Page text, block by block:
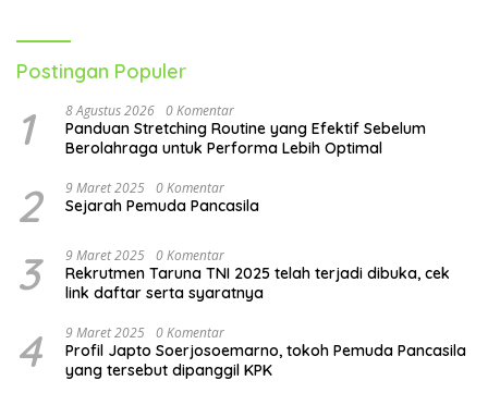
Postingan Populer
1 8 Agustus 2026 0 Komentar
Panduan Stretching Routine yang Efektif Sebelum
Berolahraga untuk Performa Lebih Optimal
2 9 Maret 2025 0 Komentar
Sejarah Pemuda Pancasila
3 9 Maret 2025 0 Komentar
Rekrutmen Taruna TNI 2025 telah terjadi dibuka, cek
link daftar serta syaratnya
4 9 Maret 2025 0 Komentar
Profil Japto Soerjosoemarno, tokoh Pemuda Pancasila
yang tersebut dipanggil KPK